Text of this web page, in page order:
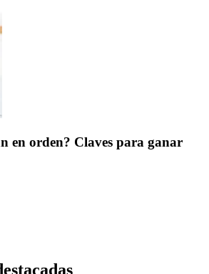
en orden? Claves para ganar